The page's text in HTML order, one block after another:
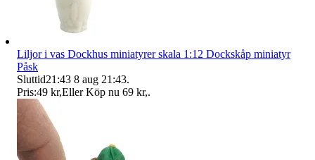
Liljor i vas Dockhus miniatyrer skala 1:12 Dockskåp miniatyr
Påsk
Sluttid21:43 8 aug 21:43.
Pris:49 kr,Eller Köp nu 69 kr,.